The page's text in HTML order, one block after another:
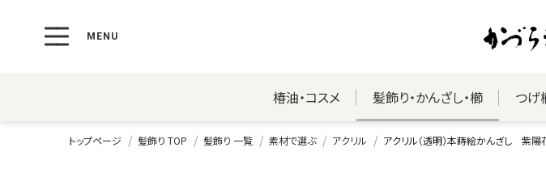
椿油・コスメ 髪飾り・かんざし・櫛 つげ
トップページ 髪飾り TOP 髪飾り 一覧 素材で選ぶ アクリル アクリル（透明）本蒔絵かんざし 紫陽